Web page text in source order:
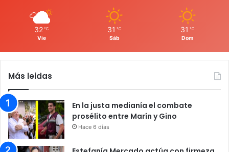
32 ℃
Vie
31 ℃
Sáb
31 ℃
Dom
Más leidas
En la justa medianía el combate
prosélito entre Marín y Gino
Hace 6 días